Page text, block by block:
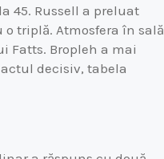
45. Russell a preluat
triplă. Atmosfera în sală
Fatts. Bropleh a mai
decisiv, tabela